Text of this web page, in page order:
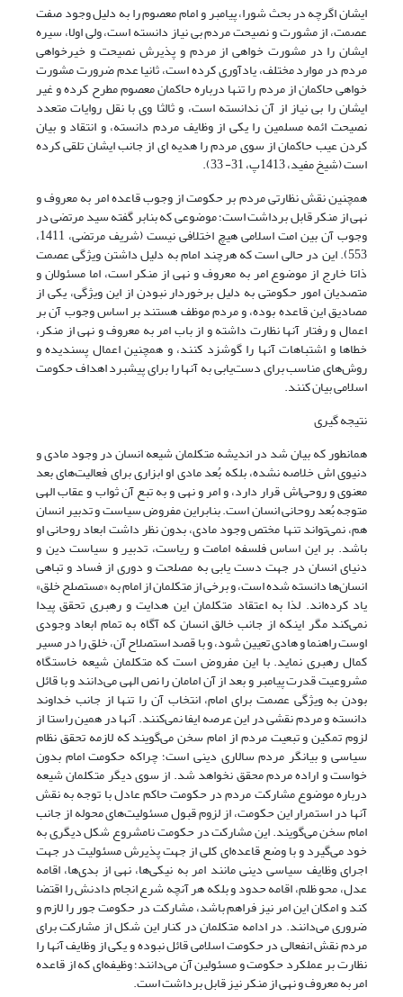
ایشان اگرچه در بحث شورا، پیامبر و امام معصوم را به دلیل وجود صفت
عصمت، از مشورت و نصیحت مردم بی نیاز دانسته است، ولی اولا، سیره
ایشان را در مشورت خواهی از مردم و پذیرش نصیحت و خیرخواهی
مردم در موارد مختلف، یادآوری کرده است، ثانیا عدم ضرورت مشورت
خواهی حاکمان از مردم را تنها درباره حاکمان معصوم مطرح کرده و غیر
ایشان را بی نیاز از آن ندانسته است، و ثالثا وی با نقل روایات متعدد
نصیحت ائمه مسلمین را یکی از وظایف مردم دانسته، و انتقاد و بیان
کردن عیب حاکمان از سوی مردم را هدیه ای از جانب ایشان تلقی کرده
است (شیخ مفید، 1413پ، 31- 33).
همچنین نقش نظارتی مردم بر حکومت از وجوب قاعده امر به معروف و
نهی از منکر قابل برداشت است؛ موضوعی که بنابر گفته سید مرتضی در
وجوب آن بین امت اسلامی هیچ اختلافی نیست (شریف مرتضی، 1411،
553). این در حالی است که هرچند امام به دلیل داشتن ویژگی عصمت
ذاتا خارج از موضوع امر به معروف و نهی از منکر است، اما مسئولان و
متصدیان امور حکومتی به دلیل برخوردار نبودن از این ویژگی، یکی از
مصادیق این قاعده بوده، و مردم موظف هستند بر اساس وجوب آن بر
اعمال و رفتار آنها نظارت داشته و از باب امر به معروف و نهی از منکر،
خطاها و اشتباهات آنها را گوشزد کنند، و همچنین اعمال پسندیده و
روش‌های مناسب برای دست‌یابی به آنها را برای پیشبرد اهداف حکومت
اسلامی بیان کنند.
نتیجه گیری
همانطور که بیان شد در اندیشه متکلمان شیعه انسان در وجود مادی و
دنیوی اش خلاصه نشده، بلکه بُعد مادی او ابزاری برای فعالیت‌های بعد
معنوی و روحی‌اش قرار دارد، و امر و نهی و به تبع آن ثواب و عقاب الهی
متوجه بُعد روحانی انسان است. بنابراین مفروض سیاست و تدبیر انسان
هم، نمی‌تواند تنها مختص وجود مادی، بدون نظر داشت ابعاد روحانی او
باشد. بر این اساس فلسفه امامت و ریاست، تدبیر و سیاست دین و
دنیای انسان در جهت دست یابی به مصلحت و دوری از فساد و تباهی
انسان‌ها دانسته شده است، و برخی از متکلمان از امام به «مستصلح خلق»
یاد کرده‌اند. لذا به اعتقاد متکلمان این هدایت و رهبری تحقق پیدا
نمی‌کند مگر اینکه از جانب خالق انسان که آگاه به تمام ابعاد وجودی
اوست راهنما و‌ هادی تعیین شود، و با قصد استصلاح آن، خلق را در مسیر
کمال رهبری نماید. با این مفروض است که متکلمان شیعه خاستگاه
مشروعیت قدرت پیامبر و بعد از آن امامان را نص الهی می‌دانند و با قائل
بودن به ویژگی عصمت برای امام، انتخاب آن را تنها از جانب خداوند
دانسته و مردم نقشی در این عرصه ایفا نمی‌کنند. آنها در همین راستا از
لزوم تمکین و تبعیت مردم از امام سخن می‌گویند که لازمه تحقق نظام
سیاسی و بیانگر مردم سالاری دینی است؛ چراکه حکومت امام بدون
خواست و اراده مردم محقق نخواهد شد. از سوی دیگر متکلمان شیعه
درباره موضوع مشارکت مردم در حکومت حاکم عادل با توجه به نقش
آنها در استمرار این حکومت، از لزوم قبول مسئولیت‌های محوله از جانب
امام سخن می‌گویند. این مشارکت در حکومت نامشروع شکل دیگری به
خود می‌گیرد و با وضع قاعده‌ای کلی از جهت پذیرش مسئولیت در جهت
اجرای وظایف سیاسی دینی مانند امر به نیکی‌ها، نهی از بدی‌ها، اقامه
عدل، محو ظلم، اقامه حدود و بلکه هر آنچه شرع انجام دادنش را اقتضا
کند و امکان این امر نیز فراهم باشد، مشارکت در حکومت جور را لازم و
ضروری می‌دانند. در ادامه متکلمان در کنار این شکل از مشارکت برای
مردم نقش انفعالی در حکومت اسلامی قائل نبوده و یکی از وظایف آنها را
نظارت بر عملکرد حکومت و مسئولین آن می‌دانند؛ وظیفه‌ای که از قاعده
امر به معروف و نهی از منکر نیز قابل برداشت است.